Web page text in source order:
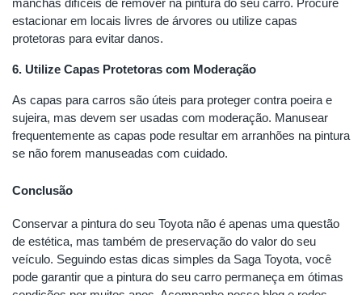
manchas difíceis de remover na pintura do seu carro. Procure
estacionar em locais livres de árvores ou utilize capas
protetoras para evitar danos.
6. Utilize Capas Protetoras com Moderação
As capas para carros são úteis para proteger contra poeira e
sujeira, mas devem ser usadas com moderação. Manusear
frequentemente as capas pode resultar em arranhões na pintura
se não forem manuseadas com cuidado.
Conclusão
Conservar a pintura do seu Toyota não é apenas uma questão
de estética, mas também de preservação do valor do seu
veículo. Seguindo estas dicas simples da Saga Toyota, você
pode garantir que a pintura do seu carro permaneça em ótimas